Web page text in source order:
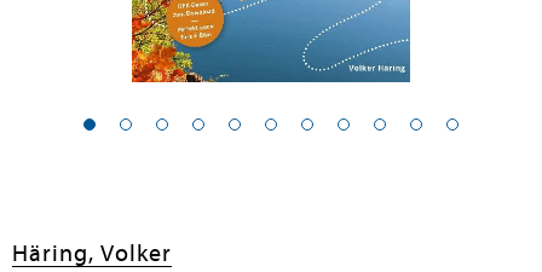
Häring, Volker